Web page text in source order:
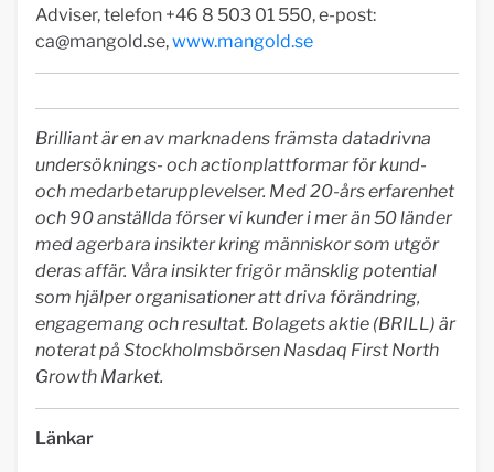
Adviser, telefon +46 8 503 01 550, e-post:
ca@mangold.se,www.mangold.se
Brilliant är en av marknadens främsta datadrivna
undersöknings- och actionplattformar för kund-
och medarbetarupplevelser. Med 20-års erfarenhet
och 90 anställda förser vi kunder i mer än 50 länder
med agerbara insikter kring människor som utgör
deras affär. Våra insikter frigör mänsklig potential
som hjälper organisationer att driva förändring,
engagemang och resultat. Bolagets aktie (BRILL) är
noterat på Stockholmsbörsen Nasdaq First North
Growth Market.
Länkar